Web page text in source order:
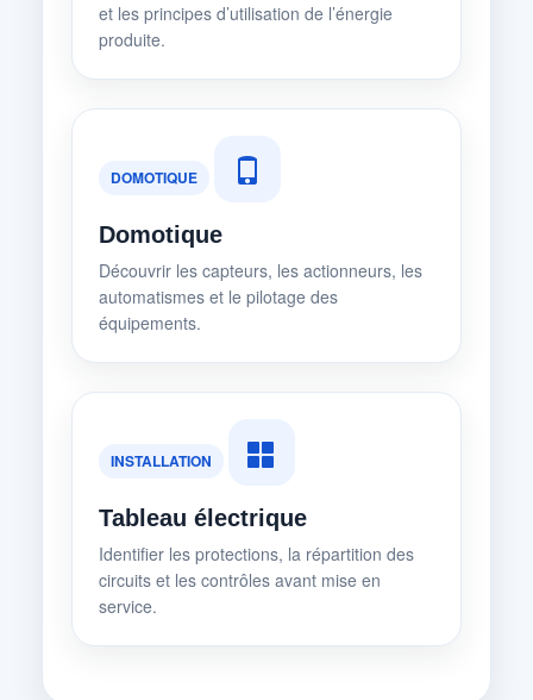
et les principes d’utilisation de l’énergie
produite.
DOMOTIQUE
Domotique
Découvrir les capteurs, les actionneurs, les
automatismes et le pilotage des
équipements.
INSTALLATION
Tableau électrique
Identifier les protections, la répartition des
circuits et les contrôles avant mise en
service.